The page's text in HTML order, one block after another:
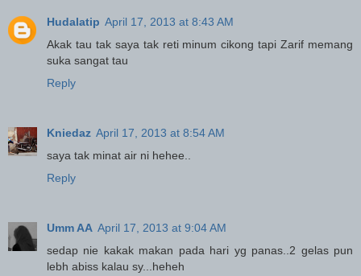
Hudalatip April 17, 2013 at 8:43 AM
Akak tau tak saya tak reti minum cikong tapi Zarif memang
suka sangat tau
Reply
Kniedaz April 17, 2013 at 8:54 AM
saya tak minat air ni hehee..
Reply
Umm AA April 17, 2013 at 9:04 AM
sedap nie kakak makan pada hari yg panas..2 gelas pun
lebh abiss kalau sy...heheh